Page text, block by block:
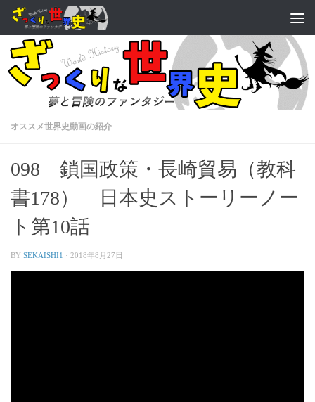
オススメ世界史動画の紹介
098 鎖国政策・長崎貿易（教科
書178） 日本史ストーリーノー
ト第10話
BY SEKAISHI1 · 2018年8月27日